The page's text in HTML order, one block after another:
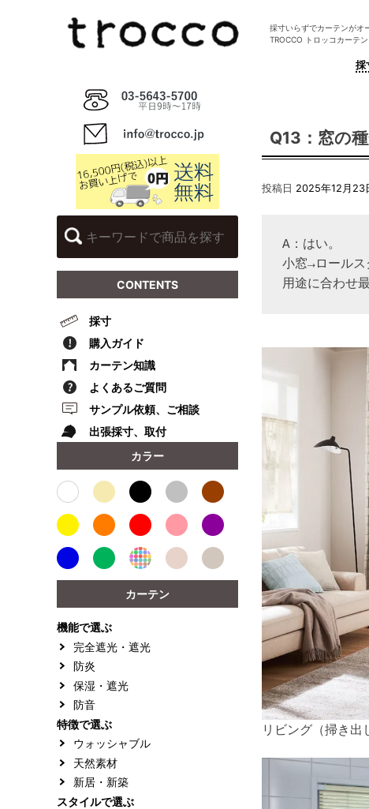
採寸いらずでカーテンがオ
TROCCO トロッコカーテ
採
Q13：窓の
投稿日 2025年12月23
A：はい。
小窓→ロールス
用途に合わせ
リビング（掃き出
CONTENTS
採寸
購入ガイド
カーテン知識
よくあるご質問
サンプル依頼、ご相談
出張採寸、取付
カラー
カーテン
機能で選ぶ
完全遮光・遮光
防炎
保湿・遮光
防音
特徴で選ぶ
ウォッシャブル
天然素材
新居・新築
スタイルで選ぶ